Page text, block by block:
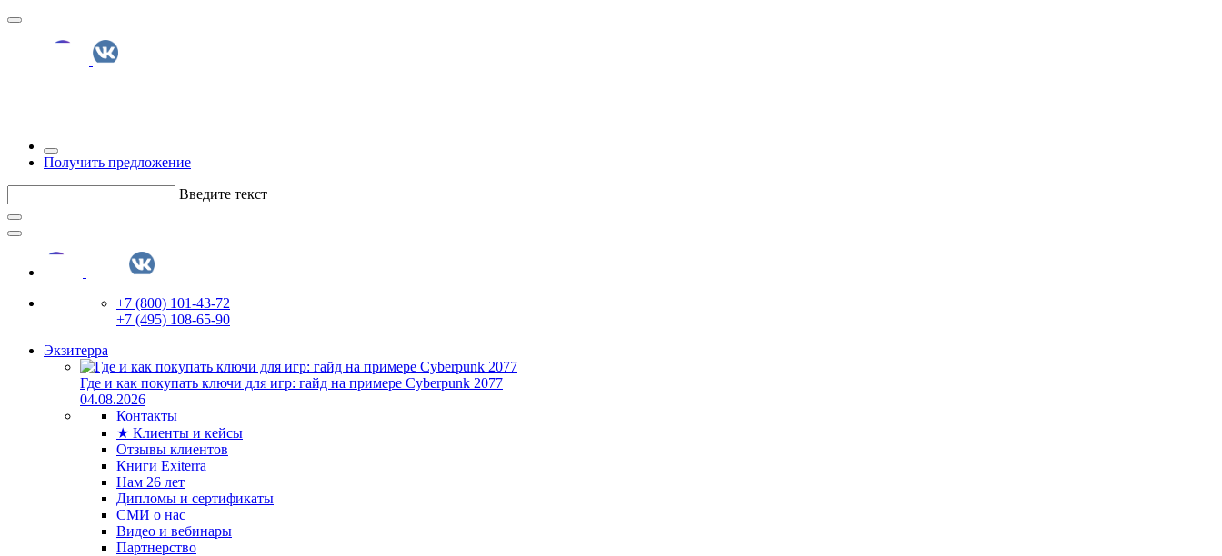
Получить предложение
Введите текст
+7 (800) 101-43-72
+7 (495) 108-65-90
Экзитерра
Где и как покупать ключи для игр: гайд на примере Cyberpunk 2077
04.08.2026
Контакты
★ Клиенты и кейсы
Отзывы клиентов
Книги Exiterra
Нам 26 лет
Дипломы и сертификаты
СМИ о нас
Видео и вебинары
Партнерство